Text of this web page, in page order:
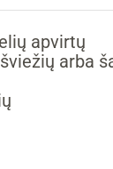
apvirtų
šviežių arba